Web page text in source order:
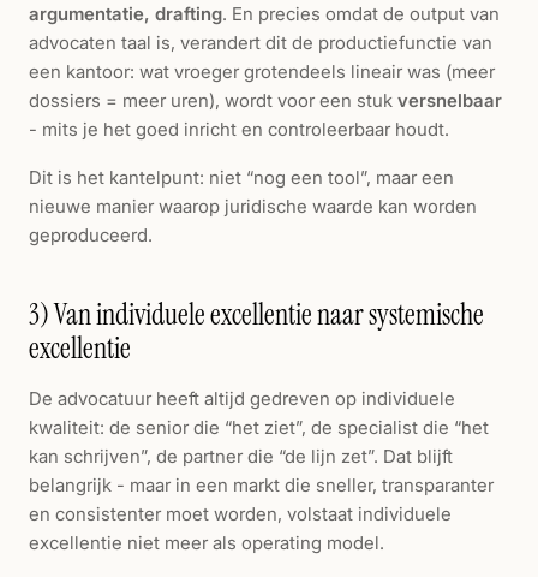
argumentatie, drafting. En precies omdat de output van
advocaten taal is, verandert dit de productiefunctie van
een kantoor: wat vroeger grotendeels lineair was (meer
dossiers = meer uren), wordt voor een stuk versnelbaar
- mits je het goed inricht en controleerbaar houdt.
Dit is het kantelpunt: niet “nog een tool”, maar een
nieuwe manier waarop juridische waarde kan worden
geproduceerd.
3) Van individuele excellentie naar systemische
excellentie
De advocatuur heeft altijd gedreven op individuele
kwaliteit: de senior die “het ziet”, de specialist die “het
kan schrijven”, de partner die “de lijn zet”. Dat blijft
belangrijk - maar in een markt die sneller, transparanter
en consistenter moet worden, volstaat individuele
excellentie niet meer als operating model.